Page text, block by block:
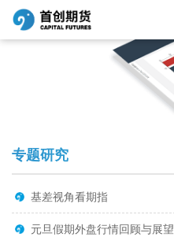
专题研究
基差视角看期指
元旦假期外盘行情回顾与展望